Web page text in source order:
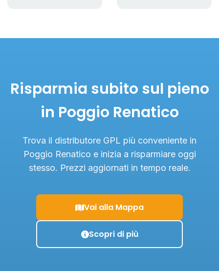
Risparmia subito sul pieno
in Poggio Renatico
Trova il distributore GPL più conveniente in
Poggio Renatico e inizia a risparmiare oggi
stesso. Prezzi aggiornati in tempo reale.
Vai alla Mappa
Scopri di più